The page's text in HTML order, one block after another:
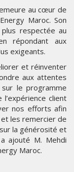
au cœur de
Maroc. Son
respectée au
répondant aux
exigeants.
et réinventer
aux attentes
sur le programme
client
nos efforts afin
les remercier de
la générosité et
ajouté M. Mehdi
Maroc.